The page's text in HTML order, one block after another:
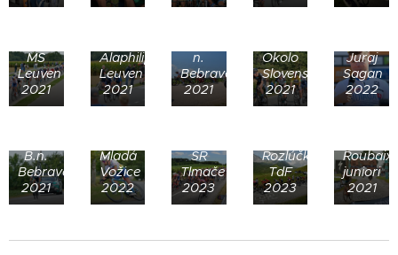
MS
Leuven
2021
Alaphilippe,
Leuven
2021
n.
Bebravou
2021
Okolo
Slovenska
2021
Juraj
Sagan
2022
B.n.
Bebravou
2021
Mladá
Vožice
2022
SR
Tlmače
2023
Rozlúčková
TdF
2023
Roubaix
juniori
2021